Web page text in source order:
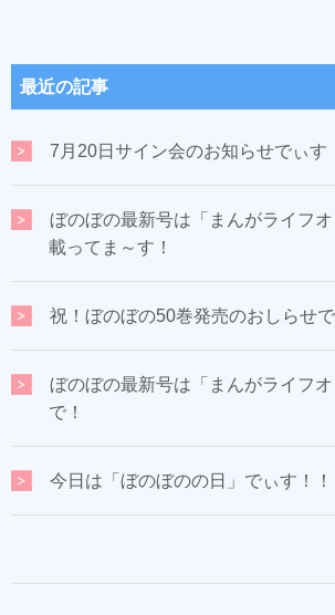
最近の記事
7月20日サイン会のお知らせでぃす
ぼのぼの最新号は「まんがライフ
載ってま～す！
祝！ぼのぼの50巻発売のおしらせで
ぼのぼの最新号は「まんがライフオ
で！
今日は「ぼのぼのの日」でぃす！！